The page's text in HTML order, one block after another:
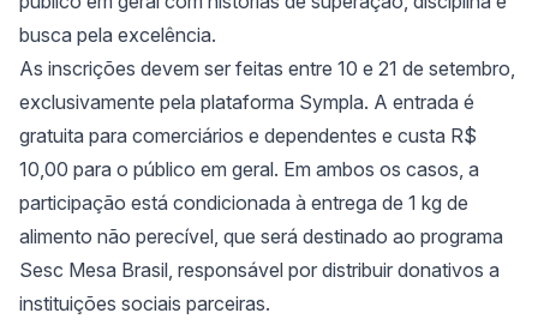
busca pela excelência.
As inscrições devem ser feitas entre 10 e 21 de setembro,
exclusivamente pela plataforma Sympla. A entrada é
gratuita para comerciários e dependentes e custa R$
10,00 para o público em geral. Em ambos os casos, a
participação está condicionada à entrega de 1 kg de
alimento não perecível, que será destinado ao programa
Sesc Mesa Brasil, responsável por distribuir donativos a
instituições sociais parceiras.